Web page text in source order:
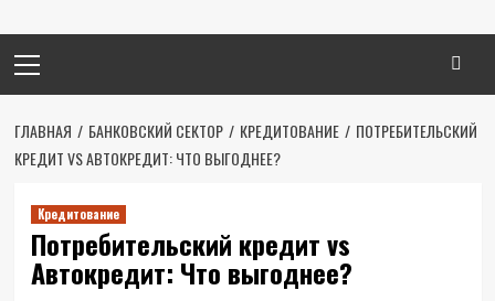
меню
ГЛАВНАЯ БАНКОВСКИЙ СЕКТОР КРЕДИТОВАНИЕ
ПОТРЕБИТЕЛЬСКИЙ
КРЕДИТ VS АВТОКРЕДИТ: ЧТО ВЫГОДНЕЕ?
Кредитование
Потребительский кредит vs
Автокредит: Что выгоднее?